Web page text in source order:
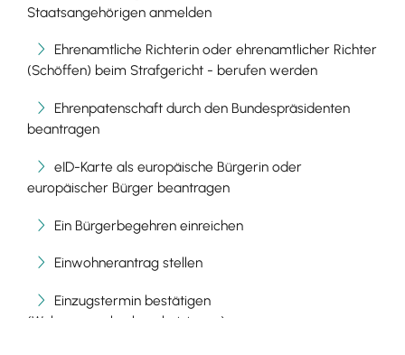
Staatsangehörigen anmelden
Ehrenamtliche Richterin oder ehrenamtlicher Richter
(Schöffen) beim Strafgericht - berufen werden
Ehrenpatenschaft durch den Bundespräsidenten
beantragen
eID-Karte als europäische Bürgerin oder
europäischer Bürger beantragen
Ein Bürgerbegehren einreichen
Einwohnerantrag stellen
Einzugstermin bestätigen
(Wohnungsgeberbescheinigung)